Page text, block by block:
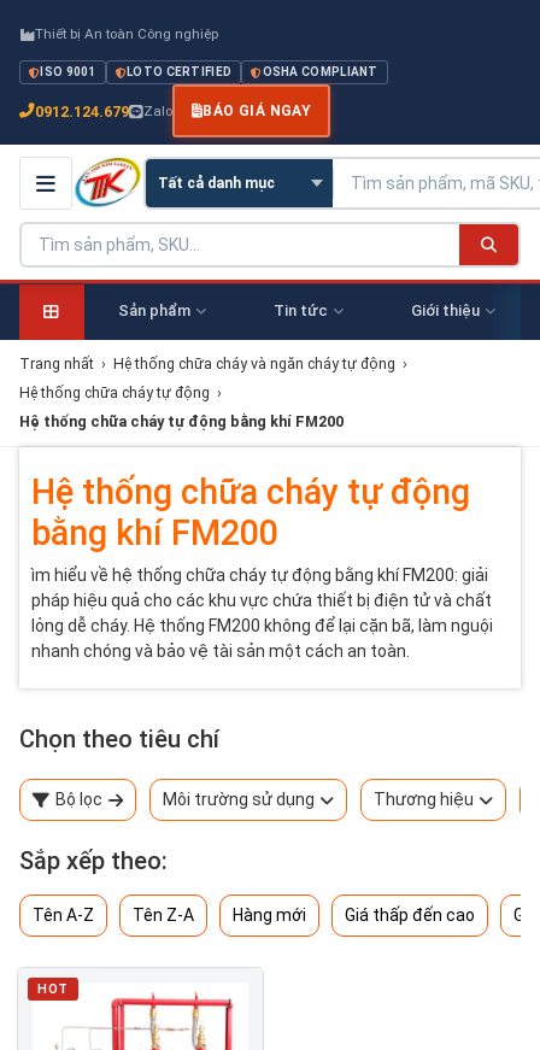
Thiết bị An toàn Công nghiệp
ISO 9001 LOTO CERTIFIED OSHA COMPLIANT
0912.124.679 Zalo BÁO GIÁ NGAY
Sản phẩm Tin tức Giới thiệu
Trang nhất › Hệ thống chữa cháy và ngăn cháy tự động ›
Hệ thống chữa cháy tự động ›
Hệ thống chữa cháy tự động bằng khí FM200
Hệ thống chữa cháy tự động
bằng khí FM200
ìm hiểu về hệ thống chữa cháy tự động bằng khí FM200: giải
pháp hiệu quả cho các khu vực chứa thiết bị điện tử và chất
lỏng dễ cháy. Hệ thống FM200 không để lại cặn bã, làm nguội
nhanh chóng và bảo vệ tài sản một cách an toàn.
Chọn theo tiêu chí
Bộ lọc Môi trường sử dụng Thương hiệu
Sắp xếp theo:
Tên A-Z Tên Z-A Hàng mới Giá thấp đến cao
HOT